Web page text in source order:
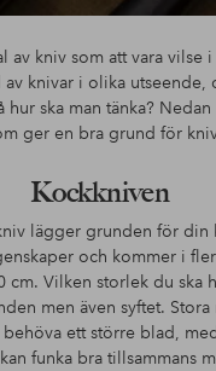
av kniv som att vara
knivar i olika utseende,
hur ska man tänka?
ger en bra grund för
Kockkniven
lägger grunden för din
och kommer i
cm. Vilken storlek du ska
men även syftet. Stora
ett större blad,
funka bra tillsammans